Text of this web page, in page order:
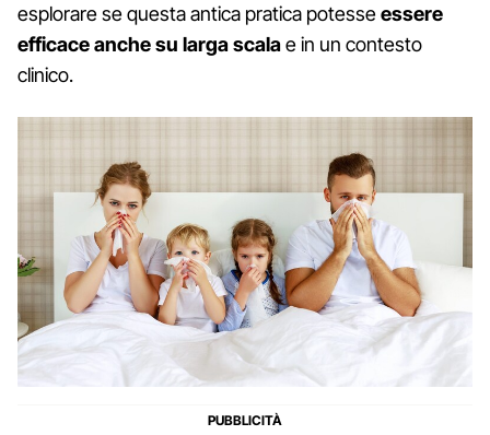
esplorare se questa antica pratica potesseessere
efficace anche su larga scalae in un contesto
clinico.